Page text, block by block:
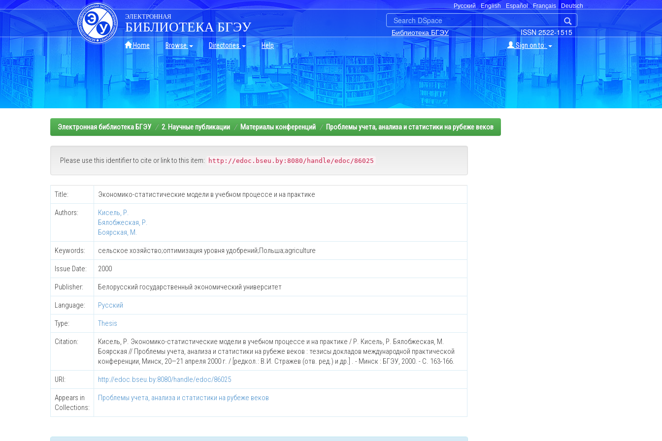
Skip
navigation
Русский English Español Français Deutsch
ISSN 2522-1515
Библиотека БГЭУ
ЭЛЕКТРОННАЯ
БИБЛИОТЕКА БГЭУ
Home Browse Directories Help Sign on to:
Электронная библиотека БГЭУ 2. Научные публикации Материалы конференций Проблемы учета, анализа и статистики на рубеже веков
Please use this identifier to cite or link to this item: http://edoc.bseu.by:8080/handle/edoc/86025
Title: Экономико-статистические модели в учебном процессе и на практике
Authors:
Кисель, Р.
Бялобжеская, Р.
Боярская, М.
Keywords: сельское хозяйство;оптимизация уровня удобрений;Польша;agriculture
Issue Date: 2000
Publisher: Белорусский государственный экономический университет
Language: Русский
Type: Thesis
Citation:
Кисель, Р. Экономико-статистические модели в учебном процессе и на практике / Р. Кисель, Р. Бялобжеская, М.
Боярская // Проблемы учета, анализа и статистики на рубеже веков : тезисы докладов международной практической
конференции, Минск, 20—21 апреля 2000 г. / [редкол.: В.И. Стражев (отв. ред.) и др.] . - Минск : БГЭУ, 2000. - C. 163-166.
URI: http://edoc.bseu.by:8080/handle/edoc/86025
Appears in
Collections:
Проблемы учета, анализа и статистики на рубеже веков